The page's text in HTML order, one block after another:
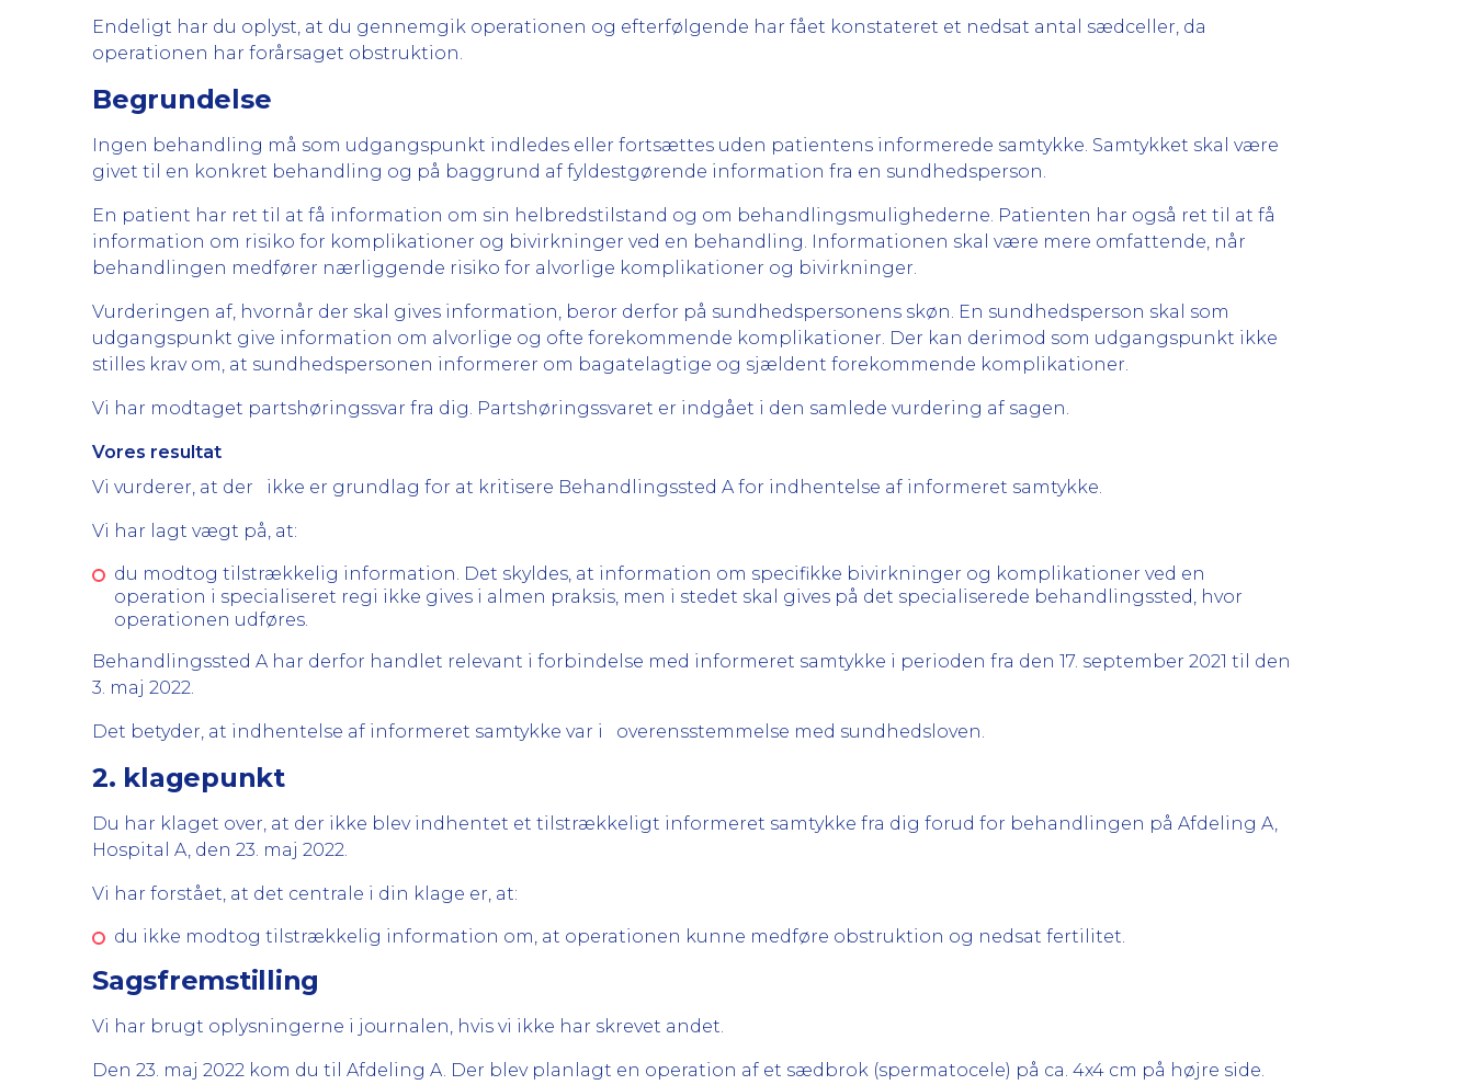
Endeligt har du oplyst, at du gennemgik operationen og efterfølgende har fået konstateret et nedsat antal sædceller, da
operationen har forårsaget obstruktion.
Begrundelse
Ingen behandling må som udgangspunkt indledes eller fortsættes uden patientens informerede samtykke. Samtykket skal være
givet til en konkret behandling og på baggrund af fyldestgørende information fra en sundhedsperson.
En patient har ret til at få information om sin helbredstilstand og om behandlingsmulighederne. Patienten har også ret til at få
information om risiko for komplikationer og bivirkninger ved en behandling. Informationen skal være mere omfattende, når
behandlingen medfører nærliggende risiko for alvorlige komplikationer og bivirkninger.
Vurderingen af, hvornår der skal gives information, beror derfor på sundhedspersonens skøn. En sundhedsperson skal som
udgangspunkt give information om alvorlige og ofte forekommende komplikationer. Der kan derimod som udgangspunkt ikke
stilles krav om, at sundhedspersonen informerer om bagatelagtige og sjældent forekommende komplikationer.
Vi har modtaget partshøringssvar fra dig. Partshøringssvaret er indgået i den samlede vurdering af sagen.
Vores resultat
Vi vurderer, at der ikke er grundlag for at kritisere Behandlingssted A for indhentelse af informeret samtykke.
Vi har lagt vægt på, at:
du modtog tilstrækkelig information. Det skyldes, at information om specifikke bivirkninger og komplikationer ved en
operation i specialiseret regi ikke gives i almen praksis, men i stedet skal gives på det specialiserede behandlingssted, hvor
operationen udføres.
Behandlingssted A har derfor handlet relevant i forbindelse med informeret samtykke i perioden fra den 17. september 2021 til den
3. maj 2022.
Det betyder, at indhentelse af informeret samtykke var i overensstemmelse med sundhedsloven.
2. klagepunkt
Du har klaget over, at der ikke blev indhentet et tilstrækkeligt informeret samtykke fra dig forud for behandlingen på Afdeling A,
Hospital A, den 23. maj 2022.
Vi har forstået, at det centrale i din klage er, at:
du ikke modtog tilstrækkelig information om, at operationen kunne medføre obstruktion og nedsat fertilitet.
Sagsfremstilling
Vi har brugt oplysningerne i journalen, hvis vi ikke har skrevet andet.
Den 23. maj 2022 kom du til Afdeling A. Der blev planlagt en operation af et sædbrok (spermatocele) på ca. 4x4 cm på højre side.